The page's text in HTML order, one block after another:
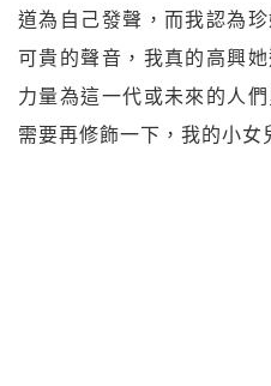
道為自己發聲，而我認為
可貴的聲音，我真的高興
力量為這一代或未來的人
需要再修飾一下，我的小女